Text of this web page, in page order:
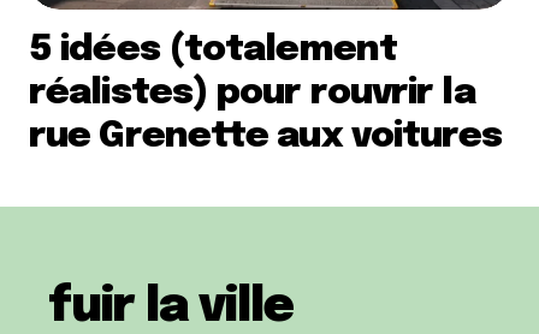
5 idées (totalement
réalistes) pour rouvrir la
rue Grenette aux voitures
fuir la ville